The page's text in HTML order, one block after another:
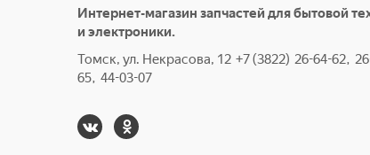
Интернет-магазин запчастей для бытовой
и электроники.
Томск, ул. Некрасова, 12 +7 (3822) 26-64-62,
65, 44-03-07